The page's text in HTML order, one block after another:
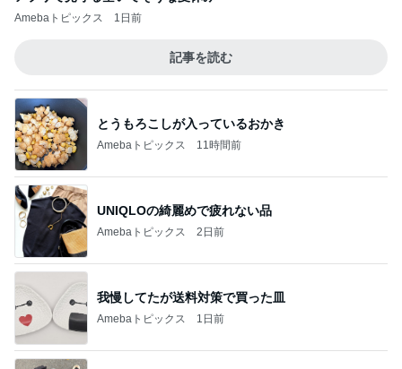
Amebaトピックス 1日前
記事を読む
とうもろこしが入っているおかき
Amebaトピックス 11時間前
UNIQLOの綺麗めで疲れない品
Amebaトピックス 2日前
我慢してたが送料対策で買った皿
Amebaトピックス 1日前